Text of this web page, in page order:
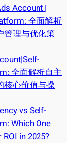
Account |
全面解析
管理与优化策
全面解析自主
核心价值与操
vs Self-
Which One
in 2025?